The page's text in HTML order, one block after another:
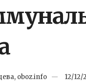
oboz.info 12/12/